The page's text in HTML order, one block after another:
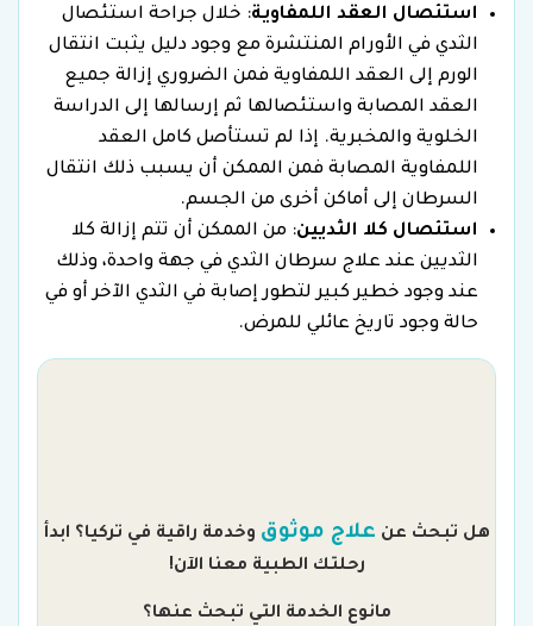
استئصال العقد اللمفاوية: خلال جراحة استئصال
الثدي في الأورام المنتشرة مع وجود دليل يثبت انتقال
الورم إلى العقد اللمفاوية فمن الضروري إزالة جميع
العقد المصابة واستئصالها ثم إرسالها إلى الدراسة
الخلوية والمخبرية. إذا لم تستأصل كامل العقد
اللمفاوية المصابة فمن الممكن أن يسبب ذلك انتقال
السرطان إلى أماكن أخرى من الجسم.
استئصال كلا الثديين: من الممكن أن تتم إزالة كلا
الثديين عند علاج سرطان الثدي في جهة واحدة، وذلك
عند وجود خطير كبير لتطور إصابة في الثدي الآخر أو في
حالة وجود تاريخ عائلي للمرض.
هل تبحث عن علاج موثوق وخدمة راقية في تركيا؟ ابدأ
رحلتك الطبية معنا الآن!
مانوع الخدمة التي تبحث عنها؟